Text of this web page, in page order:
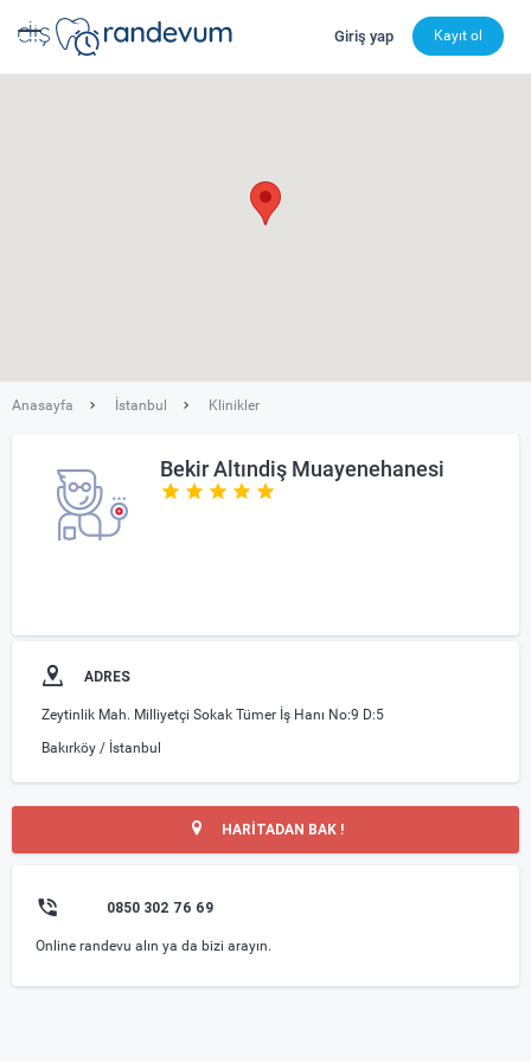
dishekimleri.net - Diş Hekimi Bul, Yorumları İncele ve
Giriş yap Kayıt ol
Anasayfa İstanbul Klinikler
Bekir Altındiş Muayenehanesi
ADRES
Zeytinlik Mah. Milliyetçi Sokak Tümer İş Hanı No:9 D:5
Bakırköy / İstanbul
HARİTADAN BAK !
0850 302 76 69
Online randevu alın ya da bizi arayın.